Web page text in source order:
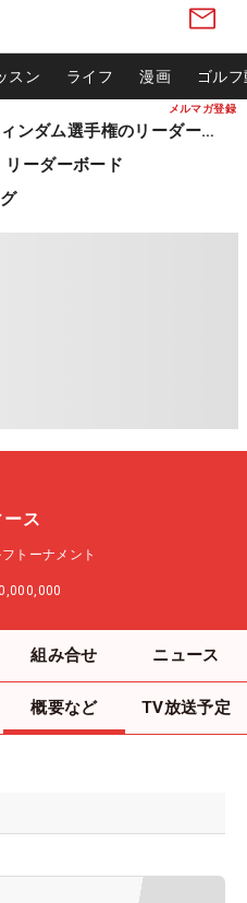
メルマガ登録
スン ライフ 漫画 ゴル
松山英樹ら出場 ウィンダム選手権のリーダーボード
ーダーボード
ス
トーナメント
組み合せ ニュース
概要など TV放送予定